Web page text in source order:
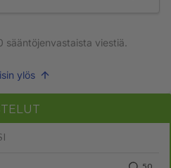
sääntöjenvastaista viestiä.
ylös